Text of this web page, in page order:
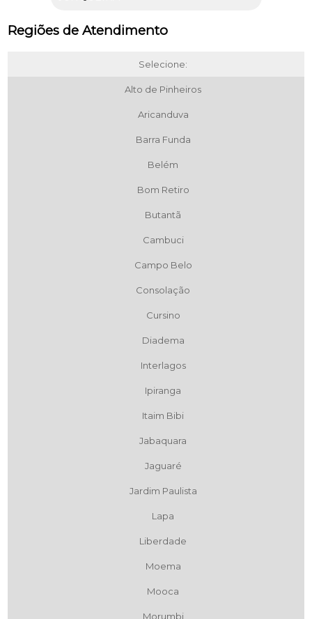
Regiões de Atendimento
Selecione:
Alto de Pinheiros
Aricanduva
Barra Funda
Belém
Bom Retiro
Butantã
Cambuci
Campo Belo
Consolação
Cursino
Diadema
Interlagos
Ipiranga
Itaim Bibi
Jabaquara
Jaguaré
Jardim Paulista
Lapa
Liberdade
Moema
Mooca
Morumbi